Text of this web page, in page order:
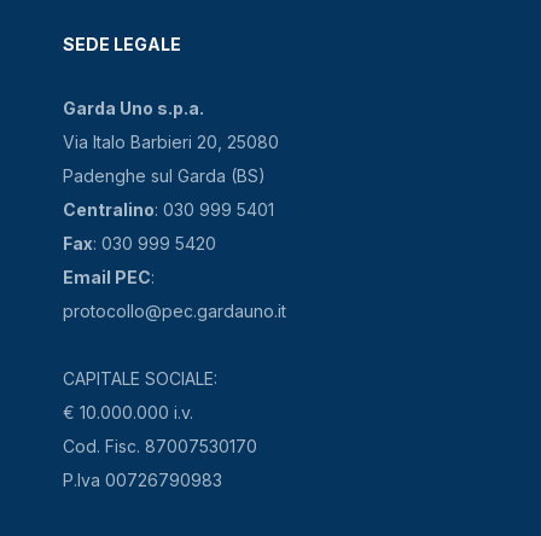
SEDE LEGALE
Garda Uno s.p.a.
Via Italo Barbieri 20, 25080
Padenghe sul Garda (BS)
Centralino: 030 999 5401
Fax: 030 999 5420
Email PEC:
protocollo@pec.gardauno.it
CAPITALE SOCIALE:
€ 10.000.000 i.v.
Cod. Fisc. 87007530170
P.Iva 00726790983